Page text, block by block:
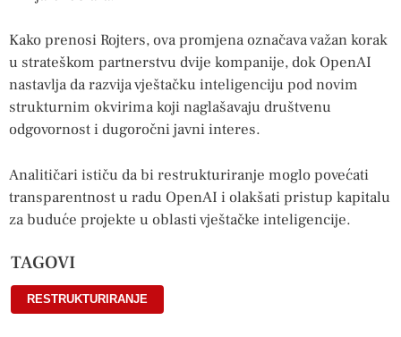
Kako prenosi Rojters, ova promjena označava važan korak
u strateškom partnerstvu dvije kompanije, dok OpenAI
nastavlja da razvija vještačku inteligenciju pod novim
strukturnim okvirima koji naglašavaju društvenu
odgovornost i dugoročni javni interes.
Analitičari ističu da bi restrukturiranje moglo povećati
transparentnost u radu OpenAI i olakšati pristup kapitalu
za buduće projekte u oblasti vještačke inteligencije.
TAGOVI
RESTRUKTURIRANJE